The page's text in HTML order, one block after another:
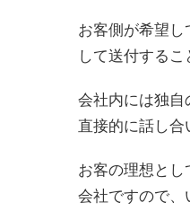
お客側が希望
して送付するこ
会社内には独自
直接的に話し合
お客の理想と
会社ですので